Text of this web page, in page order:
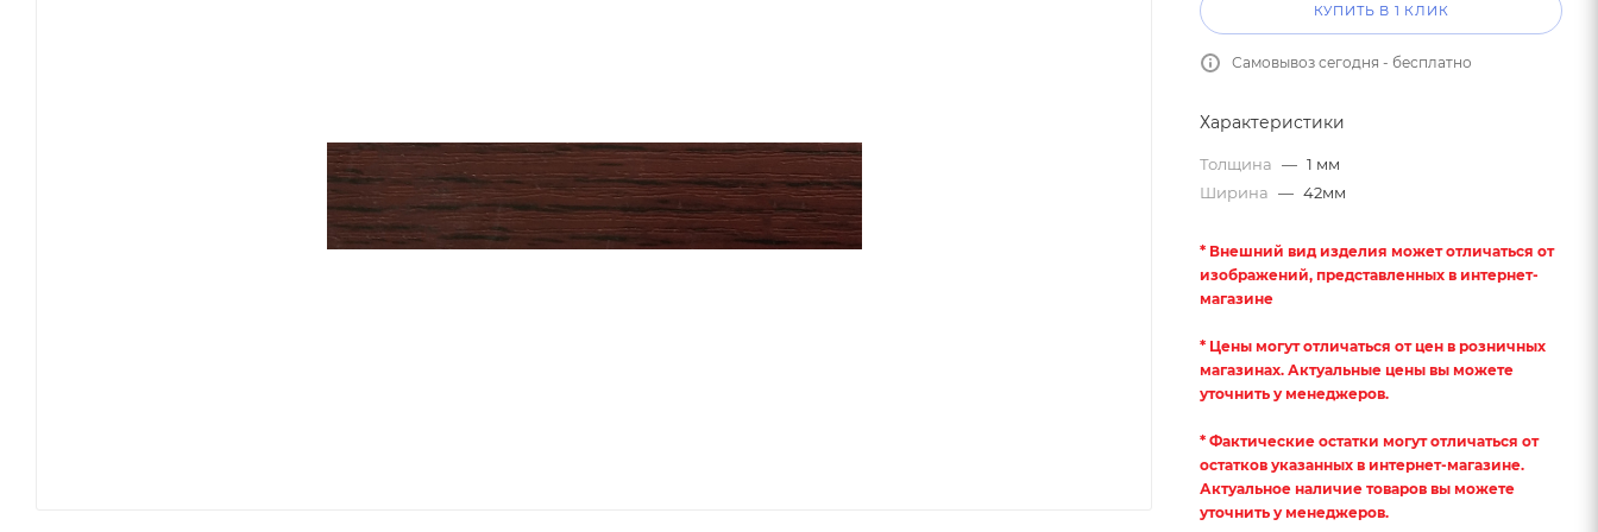
КУПИТЬ В 1 КЛИК
Самовывоз сегодня - бесплатно
Характеристики
Толщина — 1 мм
Ширина — 42мм
* Внешний вид изделия может отличаться от
изображений, представленных в интернет-
магазине
* Цены могут отличаться от цен в розничных
магазинах. Актуальные цены вы можете
уточнить у менеджеров.
* Фактические остатки могут отличаться от
остатков указанных в интернет-магазине.
Актуальное наличие товаров вы можете
уточнить у менеджеров.